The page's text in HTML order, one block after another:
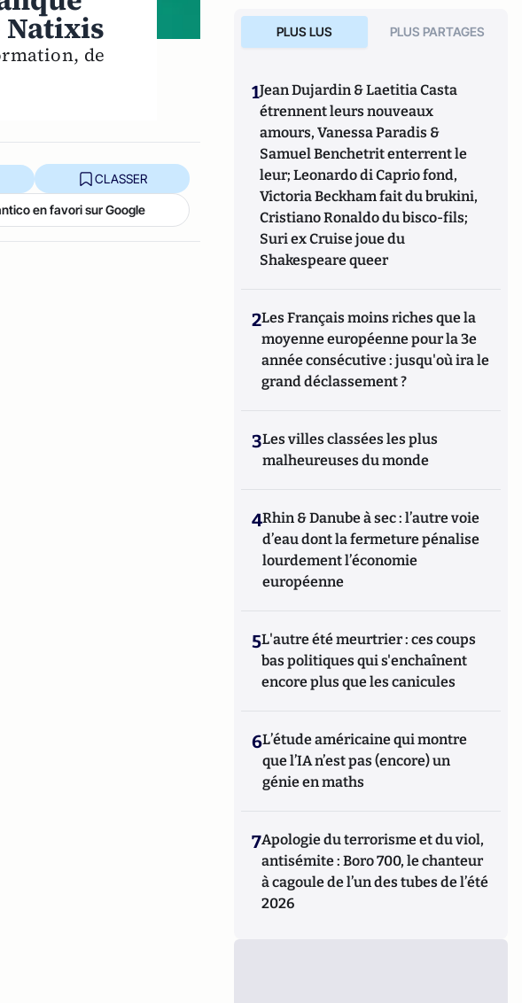
de
CLASSER
en favori sur Google
PLUS LUS PLUS PARTAGES
1Jean Dujardin & Laetitia Casta
étrennent leurs nouveaux
amours, Vanessa Paradis &
Samuel Benchetrit enterrent le
leur; Leonardo di Caprio fond,
Victoria Beckham fait du brukini,
Cristiano Ronaldo du bisco-fils;
Suri ex Cruise joue du
Shakespeare queer
2Les Français moins riches que la
moyenne européenne pour la 3e
année consécutive : jusqu'où ira le
grand déclassement ?
3Les villes classées les plus
malheureuses du monde
4Rhin & Danube à sec : l’autre voie
d’eau dont la fermeture pénalise
lourdement l’économie
européenne
5L'autre été meurtrier : ces coups
bas politiques qui s'enchaînent
encore plus que les canicules
6L’étude américaine qui montre
que l’IA n’est pas (encore) un
génie en maths
7Apologie du terrorisme et du viol,
antisémite : Boro 700, le chanteur
à cagoule de l’un des tubes de l’été
2026